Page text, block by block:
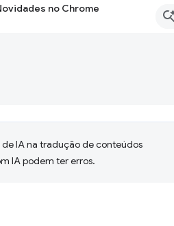
no Chrome
IA na tradução de conteúdos
IA podem ter erros.